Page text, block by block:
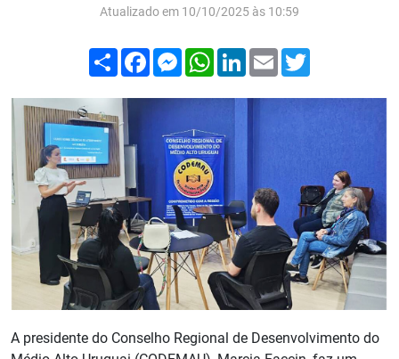
Atualizado em 10/10/2025 às 10:59
Compartilhar
FacebookMessenger
WhatsApp
LinkedIn
Email
A presidente do Conselho Regional de Desenvolvimento do